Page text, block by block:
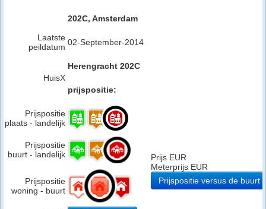
202C, Amsterdam
Laatste
peildatum 02-September-2014
HuisX
Herengracht 202C
prijspositie:
Prijspositie
plaats - landelijk
Prijspositie
buurt - landelijk
Prijspositie
woning - buurt
Prijs EUR
Meterprijs EUR
Prijspositie versus de buurt